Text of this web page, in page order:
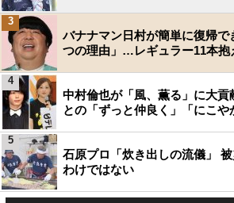
バナナマン日村が簡単に復帰で
つの理由」…レギュラー11本抱
3
中村倫也が「風、薫る」に大
との「ずっと仲良く」「にこや
4
石原プロ「炊き出しの流儀」
わけではない
5